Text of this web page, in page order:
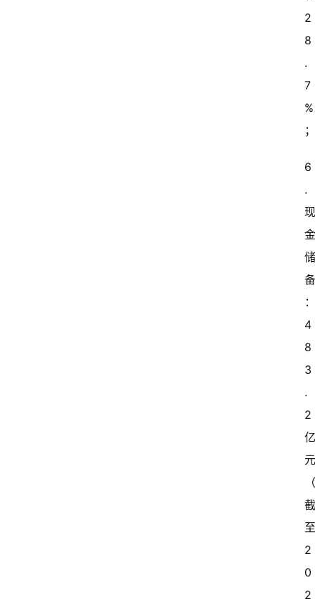
2
8
.
7
%
6
.
4
8
3
.
2
2
0
2